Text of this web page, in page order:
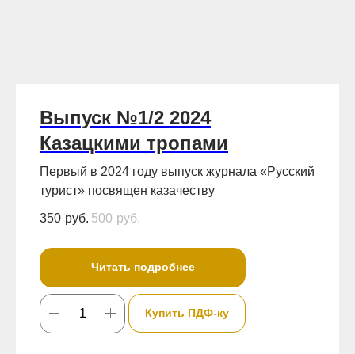
Выпуск №1/2 2024
Казацкими тропами
Первый в 2024 году выпуск журнала «Русский
турист» посвящен казачеству
350 руб. 500 руб.
Читать подробнее
Купить ПДФ-ку